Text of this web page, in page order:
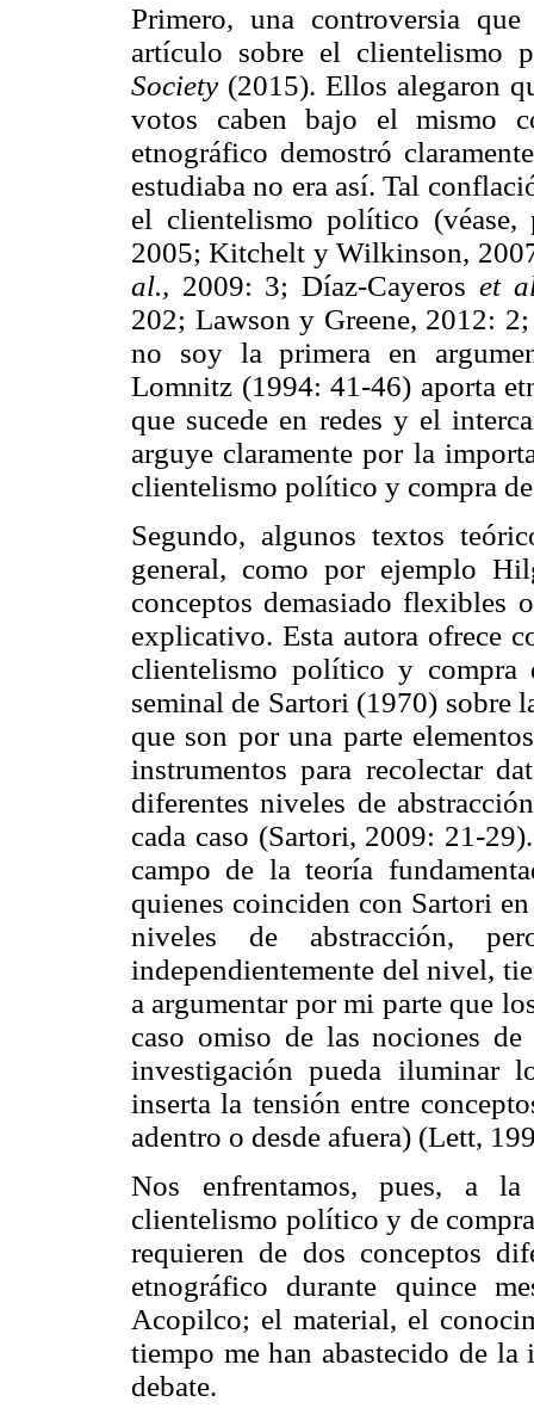
Primero, una controversia
artículo sobre el clientelismo
Society (2015). Ellos alegaron
votos caben bajo el mismo
etnográfico demostró
estudiaba no era así. Tal
el clientelismo político (véase,
2005; Kitchelt y Wilkinson,
al., 2009: 3; Díaz-Cayeros et
202; Lawson y Greene, 2012:
no soy la primera en
Lomnitz (1994: 41-46) aporta
que sucede en redes y el
arguye claramente por la
clientelismo político y compra
Segundo, algunos textos
general, como por ejemplo
conceptos demasiado flexibles
explicativo. Esta autora ofrece
clientelismo político y
seminal de Sartori (1970) sobre
que son por una parte
instrumentos para recolectar
diferentes niveles de
cada caso (Sartori, 2009: 21-
campo de la teoría
quienes coinciden con Sartori
niveles de abstracción,
independientemente del nivel,
a argumentar por mi parte que
caso omiso de las nociones
investigación pueda iluminar
inserta la tensión entre
adentro o desde afuera) (Lett,
Nos enfrentamos, pues, a
clientelismo político y de
requieren de dos conceptos
etnográfico durante quince
Acopilco; el material, el
tiempo me han abastecido de la
debate.